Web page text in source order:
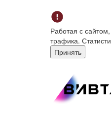
Работая с
трафика.
Принять